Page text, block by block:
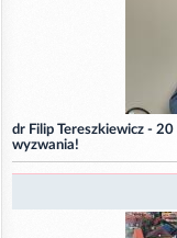
dr Filip Tereszkiewicz -
wyzwania!